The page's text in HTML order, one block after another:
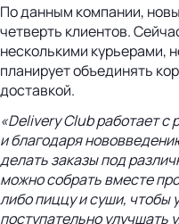
По данным компании,
четверть клиентов.
несколькими курьерами,
планирует объединять
доставкой.
«Delivery Club работает с
и благодаря
делать заказы под
можно собрать вместе
либо пиццу и суши, чтобы
поступательно улучшать